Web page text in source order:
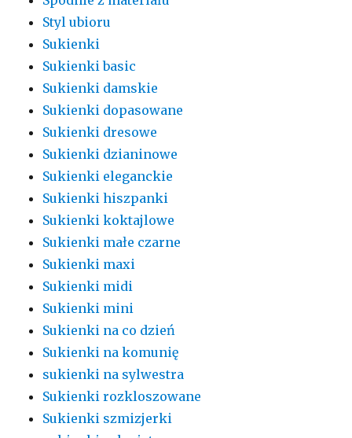
Styl ubioru
Sukienki
Sukienki basic
Sukienki damskie
Sukienki dopasowane
Sukienki dresowe
Sukienki dzianinowe
Sukienki eleganckie
Sukienki hiszpanki
Sukienki koktajlowe
Sukienki małe czarne
Sukienki maxi
Sukienki midi
Sukienki mini
Sukienki na co dzień
Sukienki na komunię
sukienki na sylwestra
Sukienki rozkloszowane
Sukienki szmizjerki